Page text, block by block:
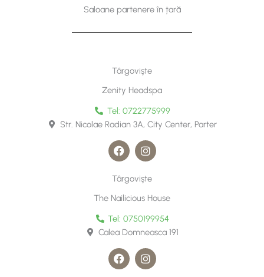
o
k
r
a
Saloane partenere în țară
Târgovişte
Zenity Headspa
Tel: 0722775999
Str. Nicolae Radian 3A, City Center, Parter
F
a
e
o
k
I
n
t
g
a
m
Târgovişte
The Nailicious House
Tel: 0750199954
Calea Domneasca 191
F
a
I
n